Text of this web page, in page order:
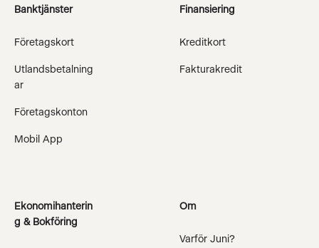
Banktjänster
Företagskort
Utlandsbetalning
ar
Företagskonton
Mobil App
Finansiering
Kreditkort
Fakturakredit
Ekonomihanterin
g & Bokföring
Om
Varför Juni?